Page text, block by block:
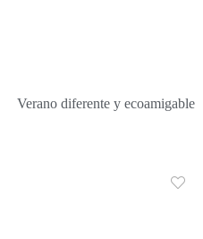
Verano diferente y ecoamigable